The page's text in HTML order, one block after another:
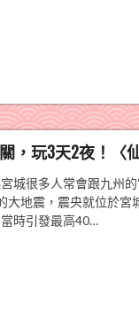
，玩3天2夜！〈
城很多人常會跟九州
大地震，震央就位於宮
時引發最高40…